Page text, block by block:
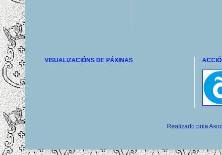
VISUALIZACIÓNS DE PÁXINAS
Realizado pola